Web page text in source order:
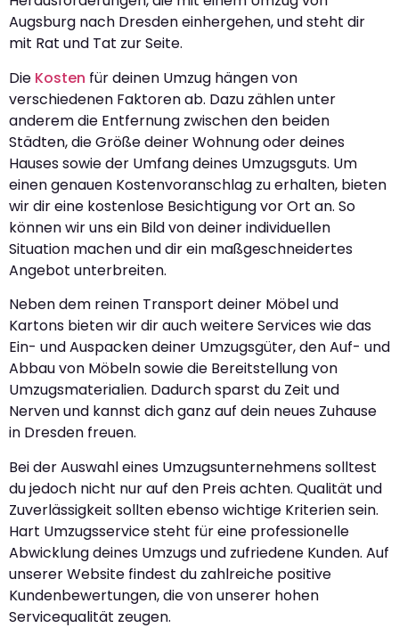
Augsburg nach Dresden einhergehen, und steht dir
mit Rat und Tat zur Seite.
Die Kosten für deinen Umzug hängen von
verschiedenen Faktoren ab. Dazu zählen unter
anderem die Entfernung zwischen den beiden
Städten, die Größe deiner Wohnung oder deines
Hauses sowie der Umfang deines Umzugsguts. Um
einen genauen Kostenvoranschlag zu erhalten, bieten
wir dir eine kostenlose Besichtigung vor Ort an. So
können wir uns ein Bild von deiner individuellen
Situation machen und dir ein maßgeschneidertes
Angebot unterbreiten.
Neben dem reinen Transport deiner Möbel und
Kartons bieten wir dir auch weitere Services wie das
Ein- und Auspacken deiner Umzugsgüter, den Auf- und
Abbau von Möbeln sowie die Bereitstellung von
Umzugsmaterialien. Dadurch sparst du Zeit und
Nerven und kannst dich ganz auf dein neues Zuhause
in Dresden freuen.
Bei der Auswahl eines Umzugsunternehmens solltest
du jedoch nicht nur auf den Preis achten. Qualität und
Zuverlässigkeit sollten ebenso wichtige Kriterien sein.
Hart Umzugsservice steht für eine professionelle
Abwicklung deines Umzugs und zufriedene Kunden. Auf
unserer Website findest du zahlreiche positive
Kundenbewertungen, die von unserer hohen
Servicequalität zeugen.